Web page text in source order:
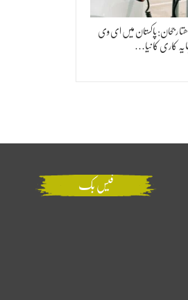
رجحان: پاکستان میں ای وی
کاری کا نیا…
فیس بک